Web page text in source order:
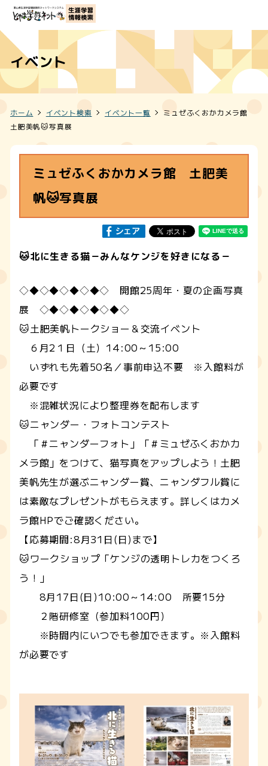
イベント
ホーム イベント検索 イベント一覧
ミュゼふくおかカメラ館
土肥美帆🐱写真展
ミュゼふくおかカメラ館 土肥美
帆🐱写真展
🐱北に生きる猫－みんなケンジを好きになる－
◇◆◇◆◇◆◇◆◇ 開館25周年・夏の企画写真
展 ◇◆◇◆◇◆◇◆◇
🐱土肥美帆トークショー＆交流イベント
６月2１日（土）14:00～15:00
いずれも先着50名／事前申込不要 ※入館料が
必要です
※混雑状況により整理券を配布します
🐱ニャンダー・フォトコンテスト
「＃ニャンダーフォト」「＃ミュゼふくおかカ
メラ館」をつけて、猫写真をアップしよう！土肥
美帆先生が選ぶニャンダー賞、ニャンダフル賞に
は素敵なプレゼントがもらえます。詳しくはカメ
ラ館HPでご確認ください。
【応募期間:8月31日(日)まで】
🐱ワークショップ「ケンジの透明トレカをつくろ
う！」
8月17日(日)10:00～14:00 所要15分
２階研修室（参加料100円）
※時間内にいつでも参加できます。※入館料
が必要です